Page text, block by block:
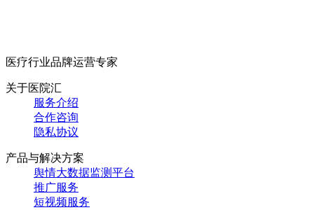
医疗行业品牌运营专家
关于医院汇
服务介绍
合作咨询
隐私协议
产品与解决方案
舆情大数据监测平台
推广服务
短视频服务